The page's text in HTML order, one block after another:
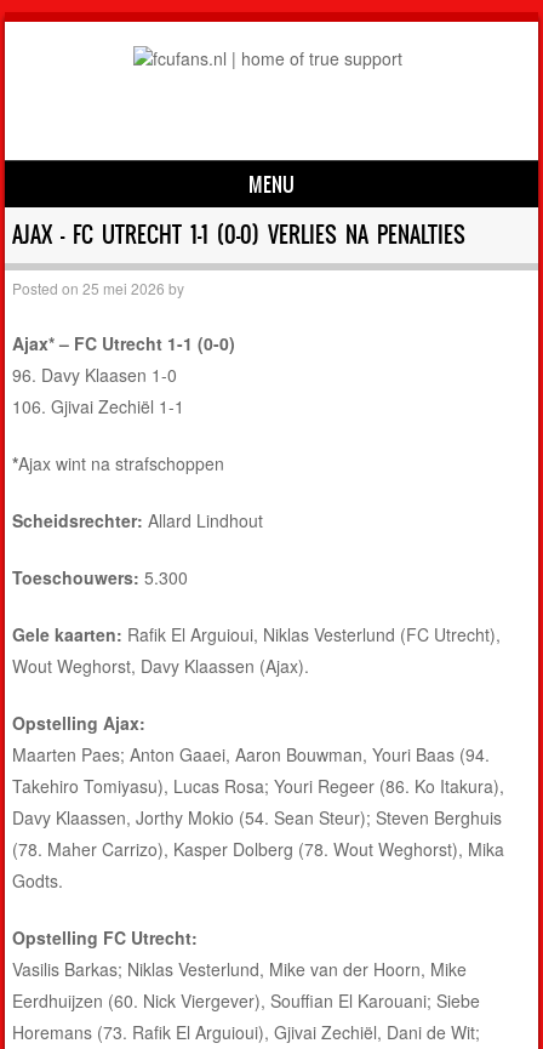
MENU
Skip to content
AJAX – FC UTRECHT 1-1 (0-0) VERLIES NA PENALTIES
Posted on25 mei 2026 by
Ajax* – FC Utrecht 1-1 (0-0)
96. Davy Klaasen 1-0
106. Gjivai Zechiël 1-1
*Ajax wint na strafschoppen
Scheidsrechter: Allard Lindhout
Toeschouwers:5.300
Gele kaarten: Rafik El Arguioui, Niklas Vesterlund (FC Utrecht),
Wout Weghorst, Davy Klaassen (Ajax).
Opstelling Ajax:
Maarten Paes; Anton Gaaei, Aaron Bouwman, Youri Baas (94.
Takehiro Tomiyasu), Lucas Rosa; Youri Regeer (86. Ko Itakura),
Davy Klaassen, Jorthy Mokio (54. Sean Steur); Steven Berghuis
(78. Maher Carrizo), Kasper Dolberg (78. Wout Weghorst), Mika
Godts.
Opstelling FC Utrecht:
Vasilis Barkas; Niklas Vesterlund, Mike van der Hoorn, Mike
Eerdhuijzen (60. Nick Viergever), Souffian El Karouani; Siebe
Horemans (73. Rafik El Arguioui), Gjivai Zechiël, Dani de Wit;